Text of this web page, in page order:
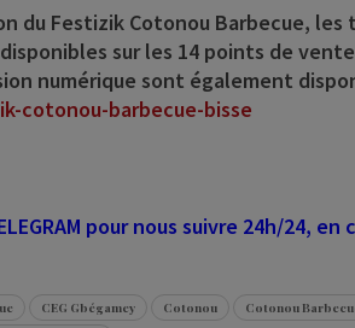
du Festizik Cotonou Barbecue, les
sur les 14 points de
numérique sont également
cotonou-barbecue-bisse
pour nous suivre 24h/24, en
CEG Gbégamey Cotonou Cotonou